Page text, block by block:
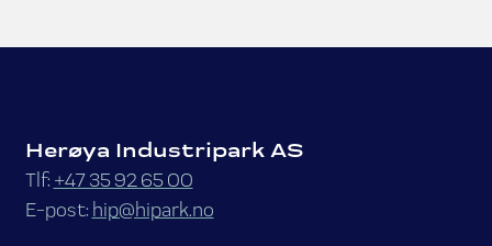
Herøya Industripark AS
Tlf: +47 35 92 65 00
E-post: hip@hipark.no